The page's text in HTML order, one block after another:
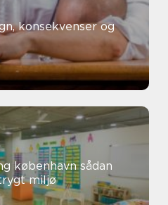
sådan
miljø